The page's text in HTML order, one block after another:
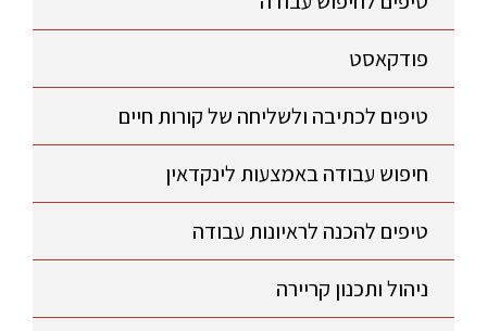
פודקאסט
טיפים לכתיבה ולשליחה של קורות חיים
חיפוש עבודה באמצעות לינקדאין
טיפים להכנה לראיונות עבודה
ניהול ותכנון קריירה